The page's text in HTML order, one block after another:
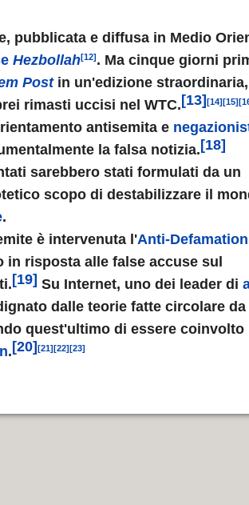
pubblicata e diffusa in Medio
Hezbollah[12]. Ma cinque giorni
Postin un'edizione
rimasti uccisi nel WTC.[13][14][15]
antisemita e
la falsa notizia.[18]
sarebbero stati formulati da un
scopo di destabilizzare il
.
è intervenuta l'Anti-Defamation
in risposta alle false accuse sul
[19] Su Internet, uno dei leader di
dalle teorie fatte circolare da
quest'ultimo di essere coinvolto
.[20][21][22][23]